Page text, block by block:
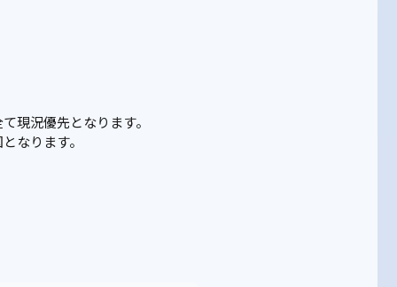
現況優先となります。
なります。